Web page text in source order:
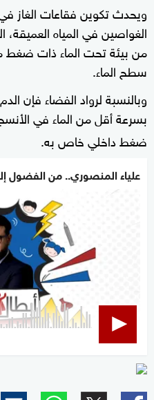
ويحدث تكوين فقاعات الغاز
الغواصين في المياه العميقة،
من بيئة تحت الماء ذات
سطح الماء.
وبالنسبة لرواد الفضاء فإن
بسرعة أقل من الماء في
ضغط داخلي خاص به.
علياء المنصوري.. من الفضول